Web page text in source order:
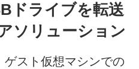
ドライブを転送
ソリューション
ゲスト仮想マシンでの